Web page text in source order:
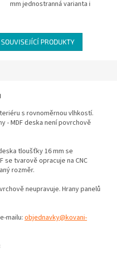
mm jednostranná varianta i
PRODUKTY
s rovnoměrnou vlhkostí.
- MDF deska není povrchově
tloušťky 16 mm se
se tvarově opracuje na CNC
rozměr.
neupravuje. Hrany panelů
mailu: objednavky@kovani-